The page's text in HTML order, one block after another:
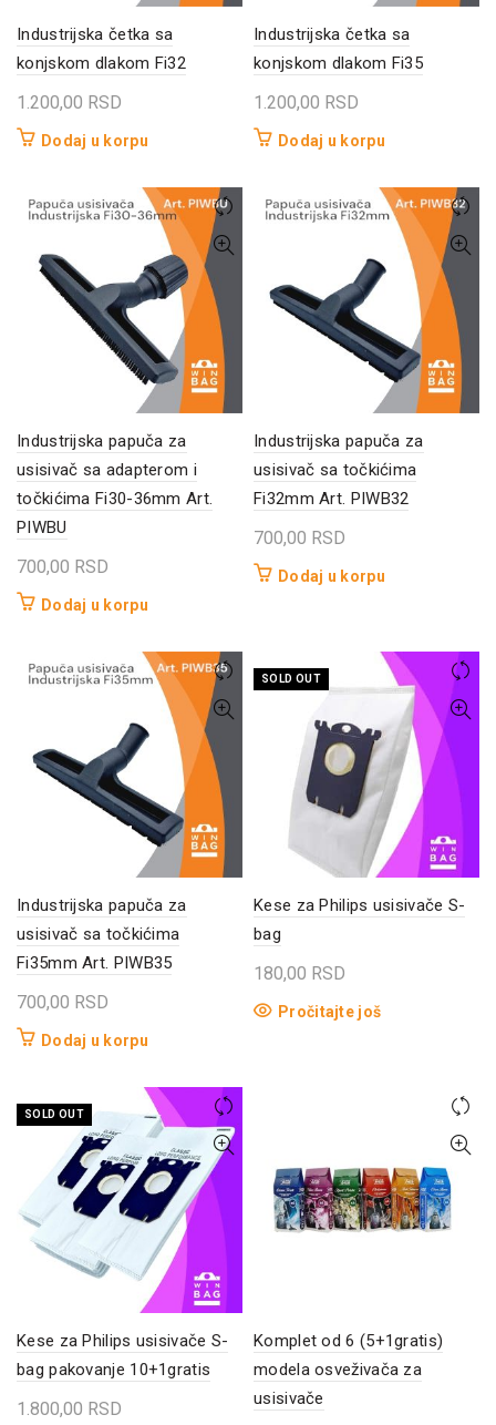
Industrijska četka sa
konjskom dlakom Fi32
1.200,00 RSD
Dodaj u korpu
Industrijska četka sa
konjskom dlakom Fi35
1.200,00 RSD
Dodaj u korpu
Industrijska papuča za
usisivač sa adapterom i
točkićima Fi30-36mm Art.
PIWBU
700,00 RSD
Dodaj u korpu
Industrijska papuča za
usisivač sa točkićima
Fi32mm Art. PIWB32
700,00 RSD
Dodaj u korpu
Industrijska papuča za
usisivač sa točkićima
Fi35mm Art. PIWB35
700,00 RSD
Dodaj u korpu
SOLD OUT
Kese za Philips usisivače S-
bag
180,00 RSD
Pročitajte još
SOLD OUT
Kese za Philips usisivače S-
bag pakovanje 10+1gratis
1.800,00 RSD
Komplet od 6 (5+1gratis)
modela osveživača za
usisivače